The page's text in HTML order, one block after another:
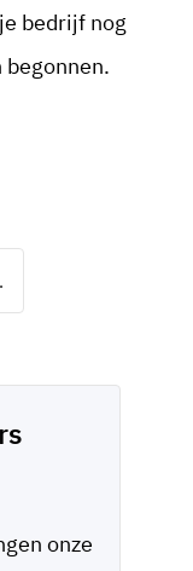
bedrijf nog
begonnen.
onze